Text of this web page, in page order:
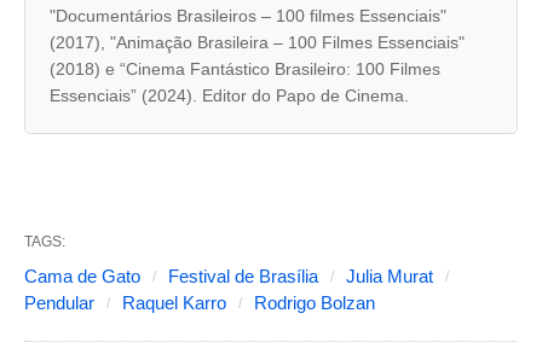
u
t
e
"Documentários Brasileiros – 100 filmes Essenciais"
(2017), "Animação Brasileira – 100 Filmes Essenciais"
(2018) e “Cinema Fantástico Brasileiro: 100 Filmes
Essenciais” (2024). Editor do Papo de Cinema.
TAGS:
Cama de Gato Festival de Brasília
Julia Murat
Pendular
Raquel Karro Rodrigo Bolzan